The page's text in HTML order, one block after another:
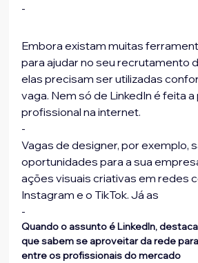
-
Embora existam muitas
para ajudar no seu recrutamento
elas precisam ser utilizadas
vaga. Nem só de LinkedIn é feita
profissional na internet.
-
Vagas de designer, por exemplo,
oportunidades para a sua
ações visuais criativas em redes
Instagram e o TikTok. Já as
-
Quando o assunto é LinkedIn,
que sabem se aproveitar da rede
entre os profissionais do mercado